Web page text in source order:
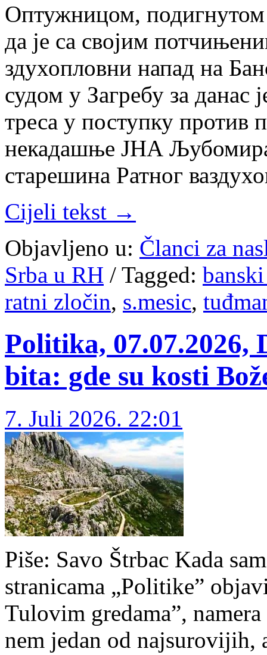
Оп­ту­жни­цом, по­диг­ну­том
да је са сво­јим
зду­хо­плов­ни на­пад на
су­дом у За­гре­бу за да­нас
тре­са у по­ступ­ку про­тив
не­ка­да­шње ЈНА
ста­ре­ши­на Рат­ног
Cijeli tekst →
Objavljeno u: Članci za
Srba u RH / Tagged:
ratni zločin, s.mesic,
Politika,
bi­ta: gde su ko­sti
7. Juli 2026. 22:01
Piše: Savo Štrbac Ka­da
stra­ni­ca­ma „Po­li­ti­ke”
Tu­lo­vim gre­da­ma”,
nem je­dan od